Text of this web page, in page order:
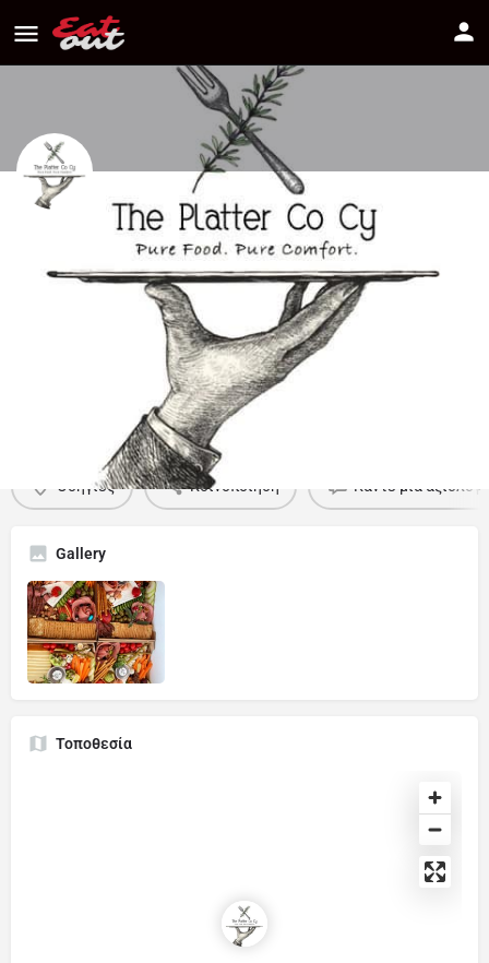
The Platter Co Cy
Διεύθυνση
Πρέσπας 2, Λευκωσία Πως να πάτε
+357 99 185705
Αξιολογήσεις
Οδηγίες Κοινοποίηση Κάντε μία
Gallery
Τοποθεσία